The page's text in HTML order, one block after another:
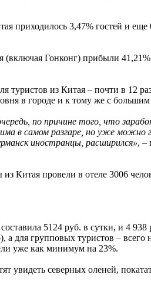
приходилось 3,47% гостей и
(включая Гонконг) прибыли
туристов из Китая – почти в 12
в городе и к тому же с
по причине того, что
в самом разгаре, но уже
иностранцы, расширился», –
Китая провели в отеле 3006
5124 руб. в сутки, и 4
для групповых туристов – всего
уже как минимум на 23%.
северных оленей,